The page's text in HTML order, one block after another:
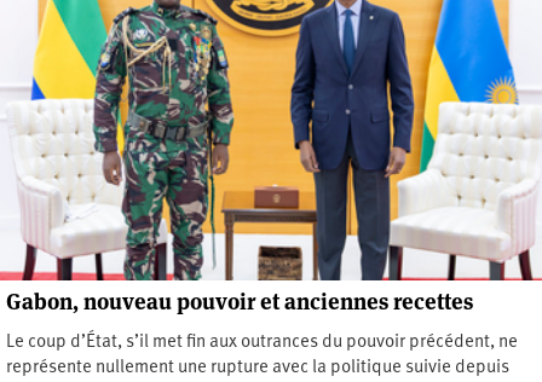
Gabon, nouveau pouvoir et anciennes recettes
Le coup d’État, s’il met fin aux outrances du pouvoir précédent, ne
représente nullement une rupture avec la politique suivie depuis